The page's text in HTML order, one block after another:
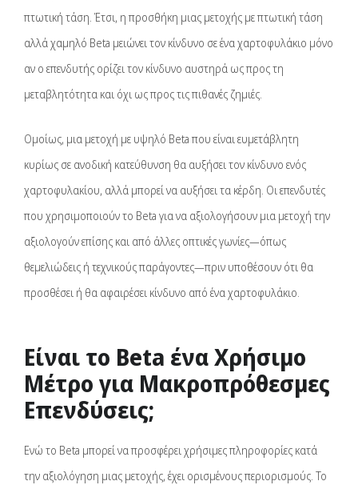
πτωτική τάση. Έτσι, η προσθήκη μιας μετοχής με πτωτική τάση
αλλά χαμηλό Beta μειώνει τον κίνδυνο σε ένα χαρτοφυλάκιο μόνο
αν ο επενδυτής ορίζει τον κίνδυνο αυστηρά ως προς τη
μεταβλητότητα και όχι ως προς τις πιθανές ζημιές.
Ομοίως, μια μετοχή με υψηλό Beta που είναι ευμετάβλητη
κυρίως σε ανοδική κατεύθυνση θα αυξήσει τον κίνδυνο ενός
χαρτοφυλακίου, αλλά μπορεί να αυξήσει τα κέρδη. Οι επενδυτές
που χρησιμοποιούν το Beta για να αξιολογήσουν μια μετοχή την
αξιολογούν επίσης και από άλλες οπτικές γωνίες—όπως
θεμελιώδεις ή τεχνικούς παράγοντες—πριν υποθέσουν ότι θα
προσθέσει ή θα αφαιρέσει κίνδυνο από ένα χαρτοφυλάκιο.
Είναι το Beta ένα Χρήσιμο
Μέτρο για Μακροπρόθεσμες
Επενδύσεις;
Ενώ το Beta μπορεί να προσφέρει χρήσιμες πληροφορίες κατά
την αξιολόγηση μιας μετοχής, έχει ορισμένους περιορισμούς. Το